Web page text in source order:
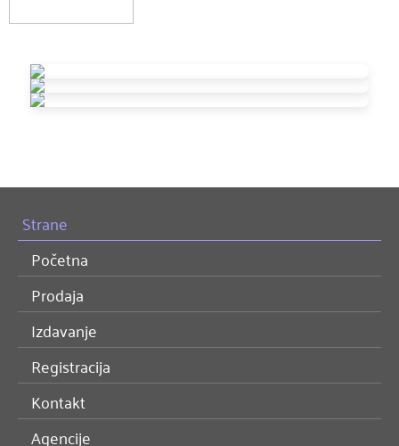
Strane
Početna
Prodaja
Izdavanje
Registracija
Kontakt
Agencije